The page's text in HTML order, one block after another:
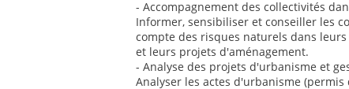
- Accompagnement des collectivités
Informer, sensibiliser et conseiller les
compte des risques naturels dans
et leurs projets d'aménagement.
- Analyse des projets d'urbanisme et
Analyser les actes d'urbanisme